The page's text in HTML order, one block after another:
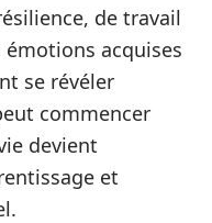
de travail
acquises
se révéler
commencer
devient
et